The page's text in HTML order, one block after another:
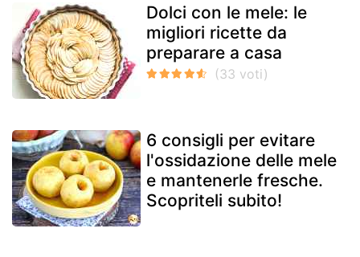
Dolci con le mele: le
migliori ricette da
preparare a casa
6 consigli per evitare
l'ossidazione delle mele
e mantenerle fresche.
Scopriteli subito!